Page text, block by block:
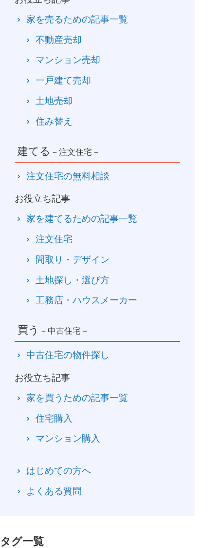
家を売るための記事一覧
不動産売却
マンション売却
一戸建て売却
土地売却
住み替え
建てる －注文住宅－
注文住宅の無料相談
お役立ち記事
家を建てるための記事一覧
注文住宅
間取り・デザイン
土地探し・選び方
工務店・ハウスメーカー
買う －中古住宅－
中古住宅の物件探し
お役立ち記事
家を買うための記事一覧
住宅購入
マンション購入
はじめての方へ
よくある質問
タグ一覧